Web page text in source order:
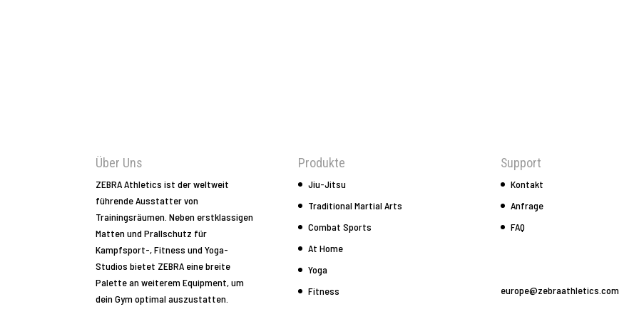
Über Uns
ZEBRA Athletics ist der weltweit
führende Ausstatter von
Trainingsräumen. Neben erstklassigen
Matten und Prallschutz für
Kampfsport-, Fitness und Yoga-
Studios bietet ZEBRA eine breite
Palette an weiterem Equipment, um
dein Gym optimal auszustatten.
Produkte
Jiu-Jitsu
Traditional Martial Arts
Combat Sports
At Home
Yoga
Fitness
Support
Kontakt
Anfrage
FAQ
europe@zebraathletics.com